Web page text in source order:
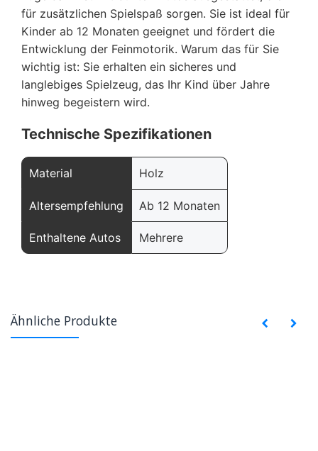
für zusätzlichen Spielspaß sorgen. Sie ist ideal für
Kinder ab 12 Monaten geeignet und fördert die
Entwicklung der Feinmotorik. Warum das für Sie
wichtig ist: Sie erhalten ein sicheres und
langlebiges Spielzeug, das Ihr Kind über Jahre
hinweg begeistern wird.
Technische Spezifikationen
Material Holz
Altersempfehlung Ab 12 Monaten
Enthaltene Autos Mehrere
Ähnliche Produkte